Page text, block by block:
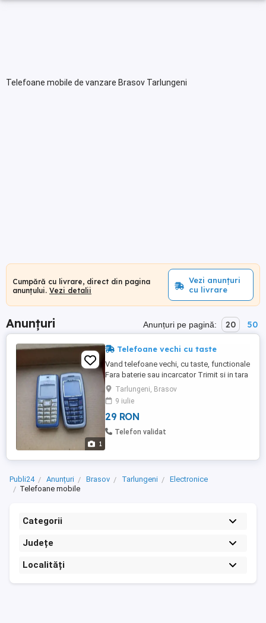
Telefoane mobile de vanzare Brasov Tarlungeni
Cumpără cu livrare, direct din pagina
anunțului. Vezi detalii
Vezi anunțuri
cu livrare
Anunțuri Anunțuri pe pagină: 20 50
1
Telefoane vechi cu taste
Vand telefoane vechi, cu taste, functionale
Fara baterie sau incarcator Trimit si in tara
prin serviciul OLX, cu verificare colet, dar
doar cu fan courier. Detalii la telefon
Tarlungeni, Brasov
9 iulie
29 RON
Telefon validat
Publi24 Anunțuri Brasov Tarlungeni
Electronice
Telefoane mobile
Categorii
Județe
Localități